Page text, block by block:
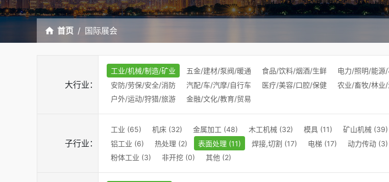
首页 国际展会
大行业：
工业/机械/制造/矿业 五金/建材/泵阀/暖通 食品/饮料/烟酒/生鲜 电力/照明/能源/
安防/劳保/安全/消防
汽配/车/汽摩/自行车 医疗/美容/口腔/保健 农业/畜牧/林业/
户外/运动/狩猎/旅游
金融/文化/教育/贸易
子行业：
工业 (65) 机床 (32) 金属加工 (48) 木工机械 (32) 模具 (11) 矿山机械 (39)
铝工业 (6)
热处理 (2) 表面处理 (11) 焊接,切割 (17) 电梯 (17) 动力传动 (3)
粉体工业 (3)
非开挖 (0) 其他 (2)